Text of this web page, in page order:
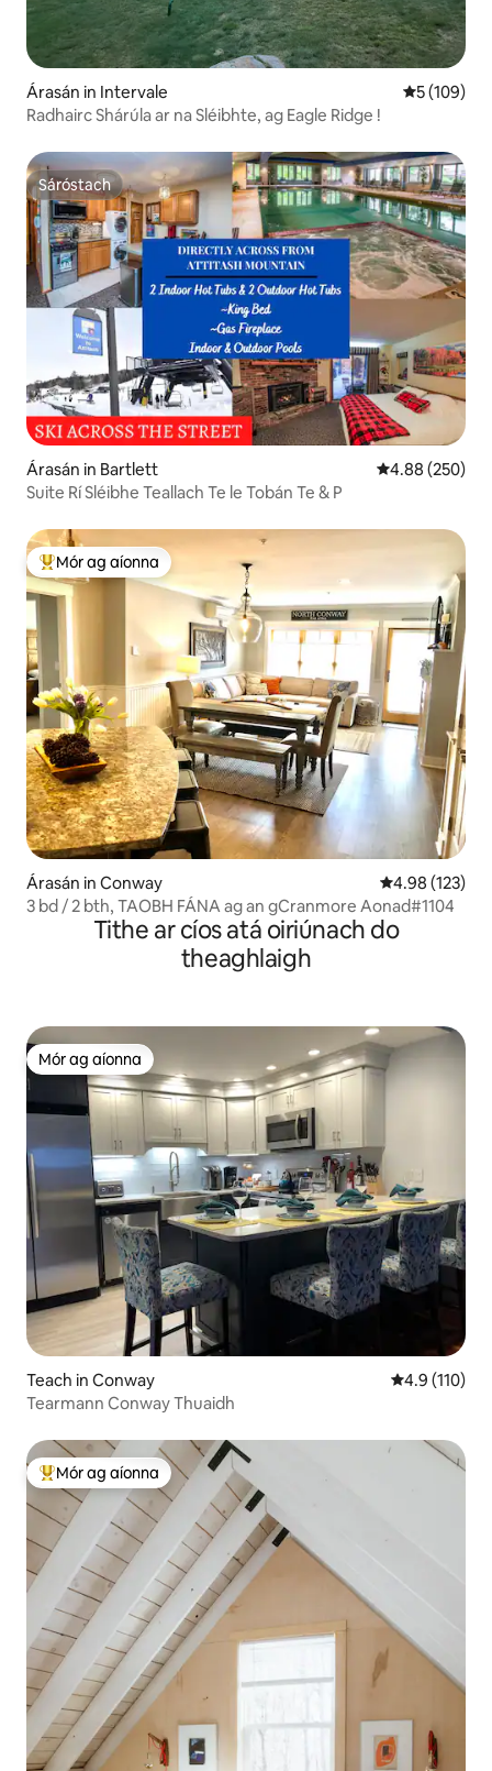
Árasán in Intervale Meánrátáil
5 (109)
Radhairc Shárúla ar na Sléibhte, ag Eagle Ridge !
Sáróstach
Sáróstach
Árasán in Bartlett Meánrátáil
4.88 (250)
Suite Rí Sléibhe Teallach Te le Tobán Te & P
An-mhór ag aíonna
Mór ag aíonna
Árasán in Conway Meánrátáil
4.98 (123)
3 bd / 2 bth, TAOBH FÁNA ag an gCranmore Aonad#1104
Tithe ar cíos atá oiriúnach do
theaghlaigh
Mór ag aíonna
Mór ag aíonna
Teach in Conway Meánrátáil
4.9 (110)
Tearmann Conway Thuaidh
An-mhór ag aíonna
Mór ag aíonna